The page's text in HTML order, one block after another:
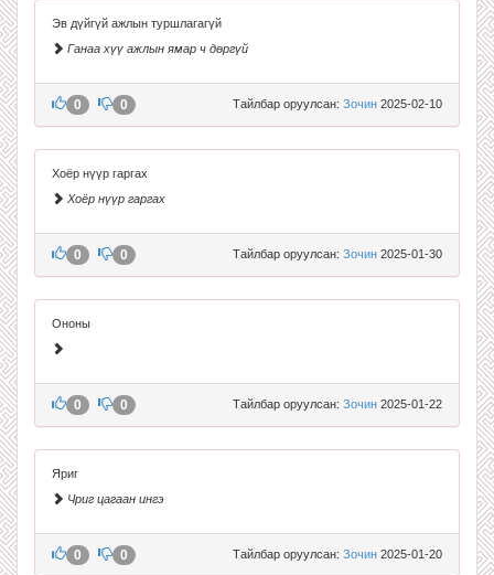
Эв дүйгүй ажлын туршлагагүй
Ганаа хүү ажлын ямар ч дөргүй
Тайлбар оруулсан: Зочин 2025-02-10
0 0
Хоёр нүүр гаргах
Хоёр нүүр гаргах
Тайлбар оруулсан: Зочин 2025-01-30
0 0
Ононы
Тайлбар оруулсан: Зочин 2025-01-22
0 0
Яриг
Чриг цагаан ингэ
Тайлбар оруулсан: Зочин 2025-01-20
0 0